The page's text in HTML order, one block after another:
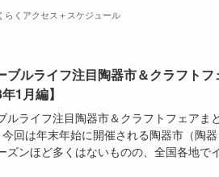
らくアクセス＋スケジュール
ルライフ注目陶器市＆クラフトフ
1月編】
ライフ注目陶器市＆クラフトフェアま
回は年末年始に開催される陶器市（陶器
ズンほど多くはないものの、全国各地で